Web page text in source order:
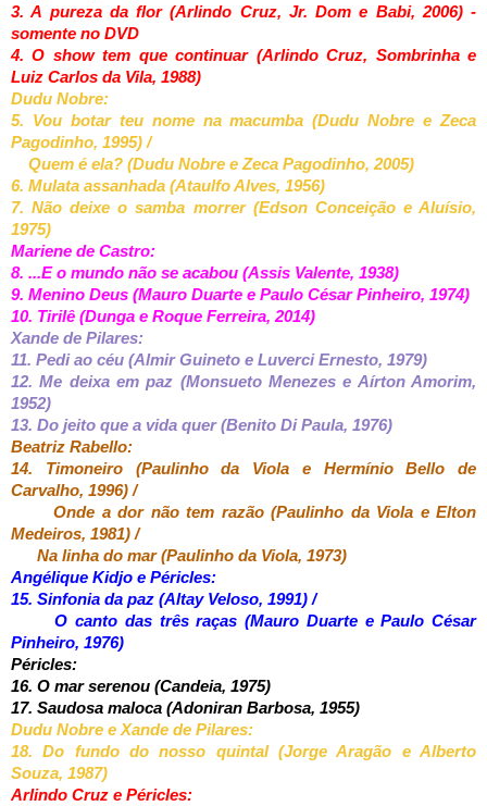
3. A pureza da flor (Arlindo Cruz, Jr. Dom e Babi, 2006) -
somente no DVD
4. O show tem que continuar (Arlindo Cruz, Sombrinha e
Luiz Carlos da Vila, 1988)
Dudu Nobre:
5. Vou botar teu nome na macumba (Dudu Nobre e Zeca
Pagodinho, 1995) /
Quem é ela? (Dudu Nobre e Zeca Pagodinho, 2005)
6. Mulata assanhada (Ataulfo Alves, 1956)
7. Não deixe o samba morrer (Edson Conceição e Aluísio,
1975)
Mariene de Castro:
8. ...E o mundo não se acabou (Assis Valente, 1938)
9. Menino Deus (Mauro Duarte e Paulo César Pinheiro, 1974)
10. Tirilê (Dunga e Roque Ferreira, 2014)
Xande de Pilares:
11. Pedi ao céu (Almir Guineto e Luverci Ernesto, 1979)
12. Me deixa em paz (Monsueto Menezes e Aírton Amorim,
1952)
13. Do jeito que a vida quer (Benito Di Paula, 1976)
Beatriz Rabello:
14. Timoneiro (Paulinho da Viola e Hermínio Bello de
Carvalho, 1996) /
Onde a dor não tem razão (Paulinho da Viola e Elton
Medeiros, 1981) /
Na linha do mar (Paulinho da Viola, 1973)
Angélique Kidjo e Péricles:
15. Sinfonia da paz (Altay Veloso, 1991) /
O canto das três raças (Mauro Duarte e Paulo César
Pinheiro, 1976)
Péricles:
16. O mar serenou (Candeia, 1975)
17. Saudosa maloca (Adoniran Barbosa, 1955)
Dudu Nobre e Xande de Pilares:
18. Do fundo do nosso quintal (Jorge Aragão e Alberto
Souza, 1987)
Arlindo Cruz e Péricles: